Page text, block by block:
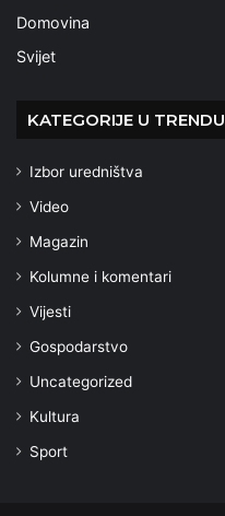
Domovina
Svijet
KATEGORIJE U TRENDU
Izbor uredništva
Video
Magazin
Kolumne i komentari
Vijesti
Gospodarstvo
Uncategorized
Kultura
Sport